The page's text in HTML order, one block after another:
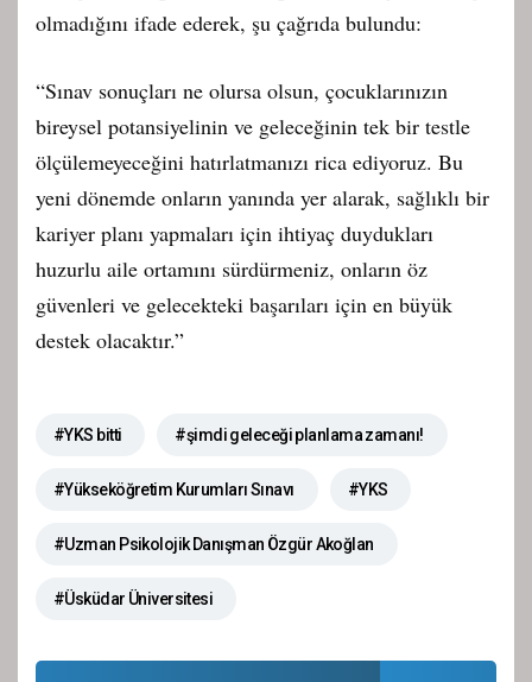
olmadığını ifade ederek, şu çağrıda bulundu:
“Sınav sonuçları ne olursa olsun, çocuklarınızın
bireysel potansiyelinin ve geleceğinin tek bir testle
ölçülemeyeceğini hatırlatmanızı rica ediyoruz. Bu
yeni dönemde onların yanında yer alarak, sağlıklı bir
kariyer planı yapmaları için ihtiyaç duydukları
huzurlu aile ortamını sürdürmeniz, onların öz
güvenleri ve gelecekteki başarıları için en büyük
destek olacaktır.”
#YKS bitti #şimdi geleceği planlama zamanı!
#Yükseköğretim Kurumları Sınavı #YKS
#Uzman Psikolojik Danışman Özgür Akoğlan
#Üsküdar Üniversitesi